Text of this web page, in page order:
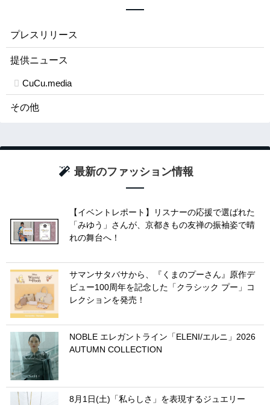
プレスリリース
提供ニュース
CuCu.media
その他
最新のファッション情報
【イベントレポート】リスナーの応援で選ばれた
「みゆう」さんが、京都きもの友禅の振袖姿で晴
れの舞台へ！
サマンサタバサから、『くまのプーさん』原作デ
ビュー100周年を記念した「クラシック プー」コ
レクションを発売！
NOBLE エレガントライン「ELENI/エルニ」2026
AUTUMN COLLECTION
8月1日(土)「私らしさ」を表現するジュエリー